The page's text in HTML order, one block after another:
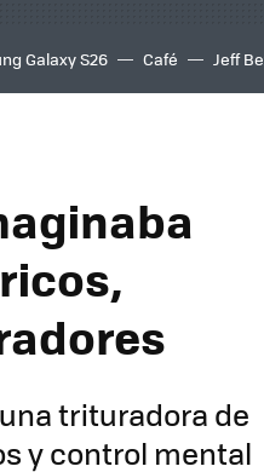
Galaxy S26 Café Jeff
trituradora de
y control mental